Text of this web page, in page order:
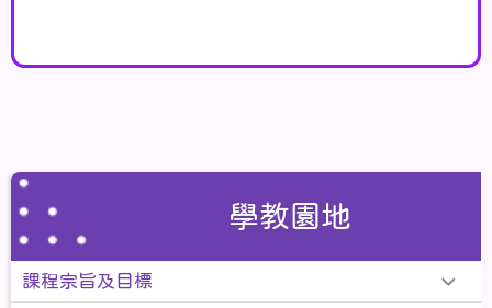
學教園地
課程宗旨及目標